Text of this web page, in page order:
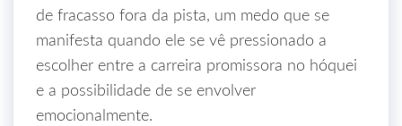
de fracasso fora da pista, um medo que se
manifesta quando ele se vê pressionado a
escolher entre a carreira promissora no hóquei
e a possibilidade de se envolver
emocionalmente.